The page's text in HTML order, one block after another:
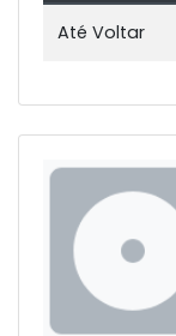
Até Voltar